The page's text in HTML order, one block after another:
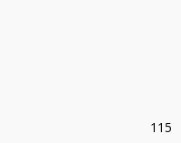
115